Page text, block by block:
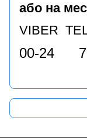
або на
VIBER
00-24 7